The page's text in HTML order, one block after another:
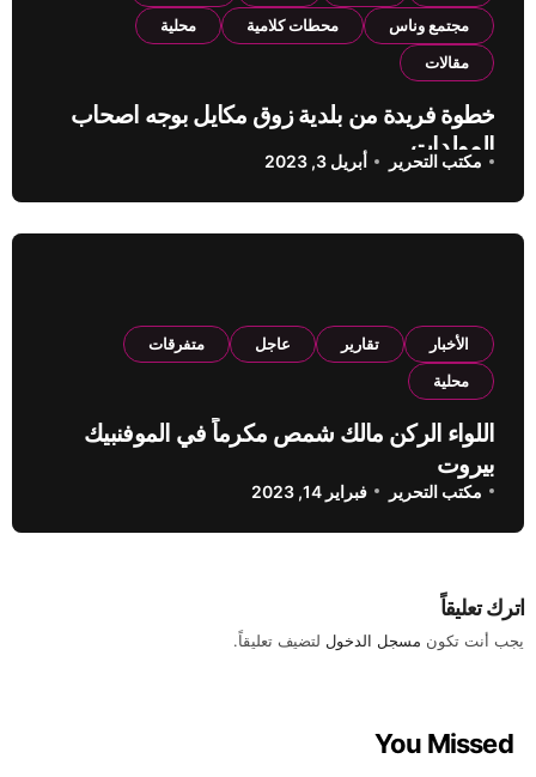
مجتمع وناس
محطات كلامية
محلية
مقالات
خطوة فريدة من بلدية زوق مكايل بوجه اصحاب
المولدات
مكتب التحرير أبريل 3, 2023
الأخبار تقارير عاجل
متفرقات
محلية
اللواء الركن مالك شمص مكرماً في الموفنبيك
بيروت
مكتب التحرير فبراير 14, 2023
اترك تعليقاً
يجب أنت تكون مسجل الدخول لتضيف تعليقاً.
You Missed